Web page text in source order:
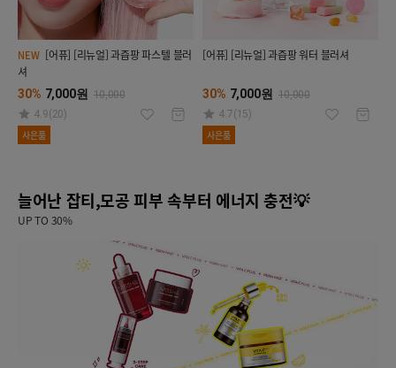
NEW
셔
30% 7,000원 10,000
4.9(20)
사은품
[어퓨] [리뉴얼] 과즙팡 워터 블러셔
30% 7,000원 10,000
4.7(15)
사은품
늘어난 잡티,모공 피부 속부터 에너지 충전💡
UP TO 30%